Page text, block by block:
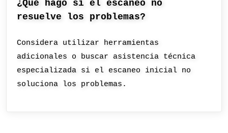
¿Qué hago si el escaneo no
resuelve los problemas?
Considera utilizar herramientas
adicionales o buscar asistencia técnica
especializada si el escaneo inicial no
soluciona los problemas.